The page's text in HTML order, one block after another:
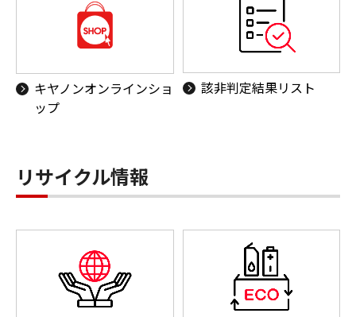
キヤノンオンラインショ
ップ
該非判定結果リスト
リサイクル情報